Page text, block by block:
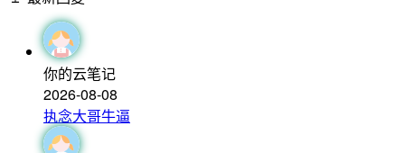
你的云笔记
2026-08-08
执念大哥牛逼